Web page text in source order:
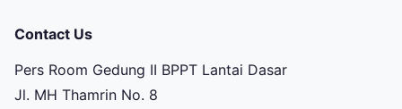
Contact Us
Pers Room Gedung II BPPT Lantai Dasar
Jl. MH Thamrin No. 8